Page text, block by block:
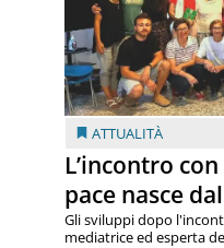
ATTUALITÀ
L’incontro
pace nasce
Gli sviluppi dopo
mediatrice ed esperta